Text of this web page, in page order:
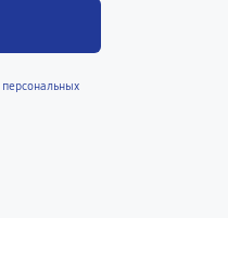
персональных